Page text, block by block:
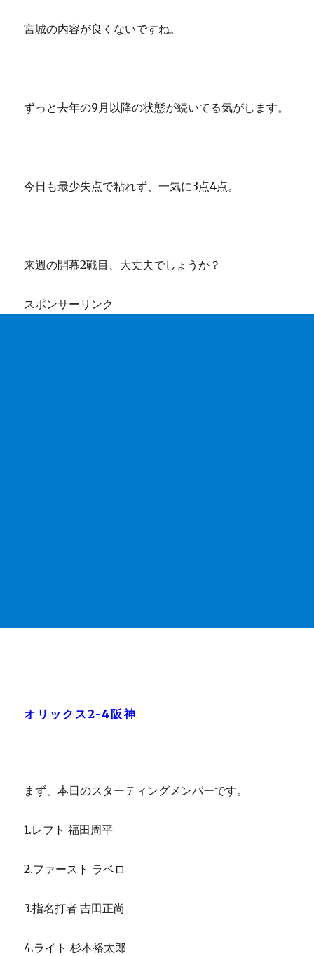
宮城の内容が良くないですね。
ずっと去年の9月以降の状態が続いてる気がします。
今日も最少失点で粘れず、一気に3点4点。
来週の開幕2戦目、大丈夫でしょうか？
スポンサーリンク
オリックス2-4阪神
まず、本日のスターティングメンバーです。
1.レフト 福田周平
2.ファースト ラベロ
3.指名打者 吉田正尚
4.ライト 杉本裕太郎